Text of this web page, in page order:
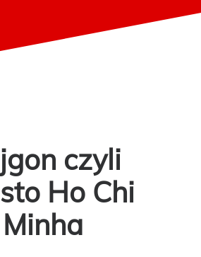
czyli
Ho Chi
Minha